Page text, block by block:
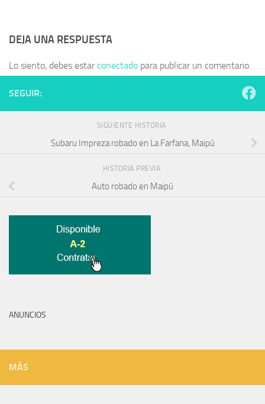
DEJA UNA RESPUESTA
Lo siento, debes estarconectado para publicar un comentario.
SEGUIR:
SIGUIENTE HISTORIA
Subaru Impreza robado en La Farfana, Maipú
HISTORIA PREVIA
Auto robado en Maipú
ANUNCIOS
MÁS